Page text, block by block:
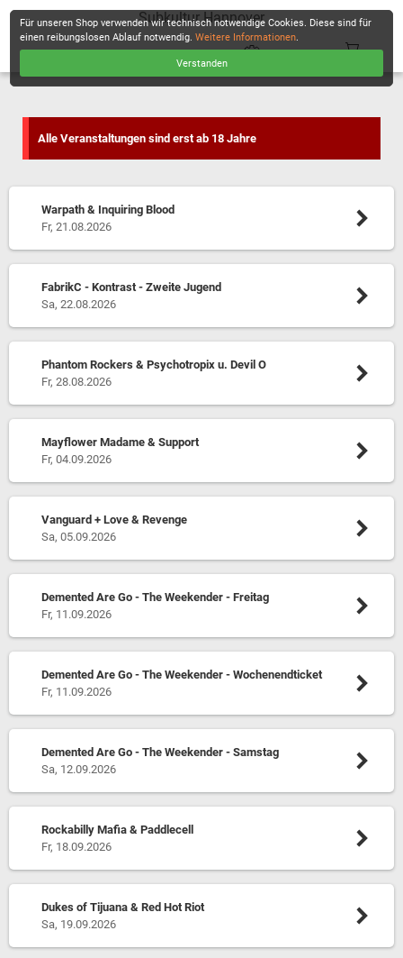
Subkultur Hannover
Alle Veranstaltungen sind erst ab 18 Jahre
Warpath & Inquiring Blood
Fr, 21.08.2026
FabrikC - Kontrast - Zweite Jugend
Sa, 22.08.2026
Phantom Rockers & Psychotropix u. Devil O
Fr, 28.08.2026
Mayflower Madame & Support
Fr, 04.09.2026
Vanguard + Love & Revenge
Sa, 05.09.2026
Demented Are Go - The Weekender - Freitag
Fr, 11.09.2026
Demented Are Go - The Weekender - Wochenendticket
Fr, 11.09.2026
Demented Are Go - The Weekender - Samstag
Sa, 12.09.2026
Rockabilly Mafia & Paddlecell
Fr, 18.09.2026
Dukes of Tijuana & Red Hot Riot
Sa, 19.09.2026
Für unseren Shop verwenden wir technisch notwendige Cookies. Diese sind für
einen reibungslosen Ablauf notwendig.Weitere Informationen.
Verstanden